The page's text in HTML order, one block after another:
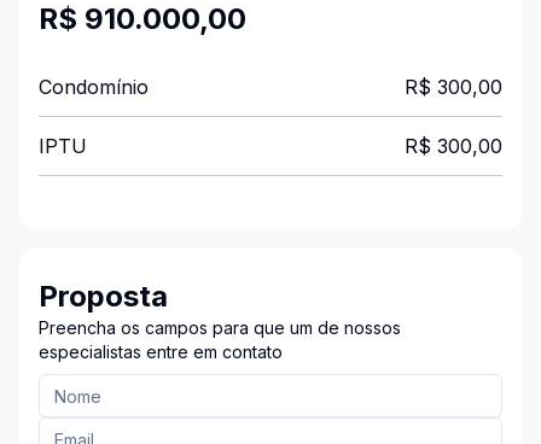
R$ 910.000,00
Condomínio R$ 300,00
IPTU R$ 300,00
Proposta
Preencha os campos para que um de nossos
especialistas entre em contato